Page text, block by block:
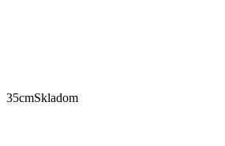
35cmSkladom